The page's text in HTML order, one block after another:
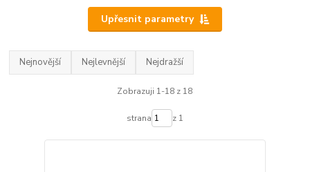
Upřesnit parametry
Nejnovější Nejlevnější Nejdražší
Zobrazuji 1-18 z 18
strana z 1